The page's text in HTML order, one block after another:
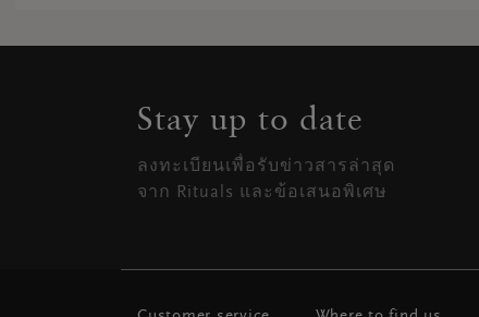
Stay up to date
ลงทะเบียนเพื่อรับข่าวสารล่าสุด
จาก Rituals และข้อเสนอพิเศษ